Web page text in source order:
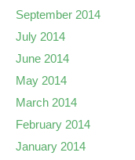
September 2014
July 2014
June 2014
May 2014
March 2014
February 2014
January 2014